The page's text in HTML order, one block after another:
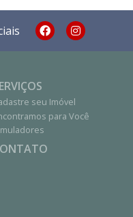
seu Imóvel
para Você